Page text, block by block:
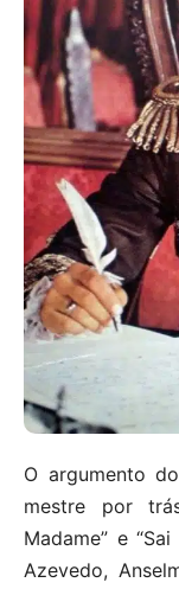
O argumento
mestre por
Madame” e
Azevedo,